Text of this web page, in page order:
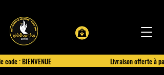
: BIENVENUE Livraison offerte à